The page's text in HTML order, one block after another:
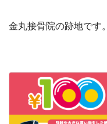
金丸接骨院の跡地です。